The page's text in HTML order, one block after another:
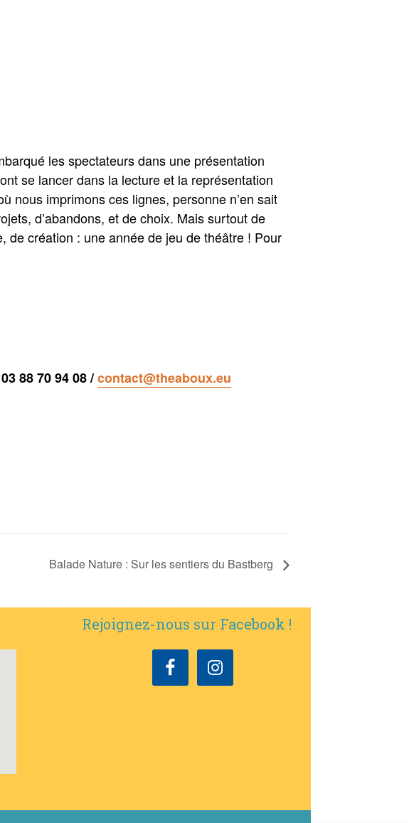
les spectateurs dans une présentation
se lancer dans la lecture et la représentation
nous imprimons ces lignes, personne n’en sait
d’abandons, et de choix. Mais surtout de
de création : une année de jeu de théâtre ! Pour
88 70 94 08 /contact@theaboux.eu
Balade Nature : Sur les sentiers du Bastberg
Rejoignez-nous sur Facebook !